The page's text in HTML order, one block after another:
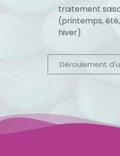
traitement
(printemps,
hiver)
Déroulement